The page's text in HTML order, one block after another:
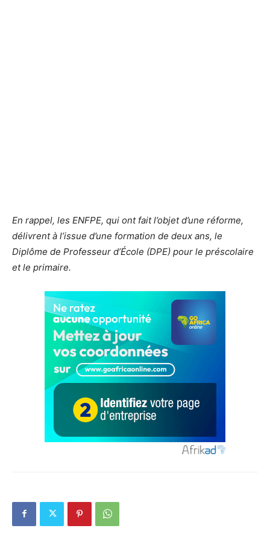
En rappel, les ENFPE, qui ont fait l’objet d’une réforme,
délivrent à l’issue d’une formation de deux ans, le
Diplôme de Professeur d’École (DPE) pour le préscolaire
et le primaire.